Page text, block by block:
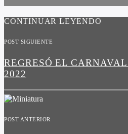
CONTINUAR LEYENDO
POST SIGUIENTE
REGRESÓ EL
2022
POST ANTERIOR